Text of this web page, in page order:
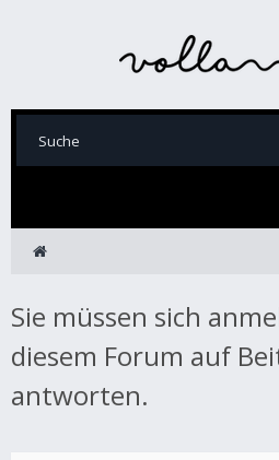
Sie müssen sich
diesem Forum auf
antworten.